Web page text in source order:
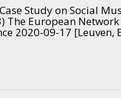
Study on Social
The European
2020-09-17 [Leuven,